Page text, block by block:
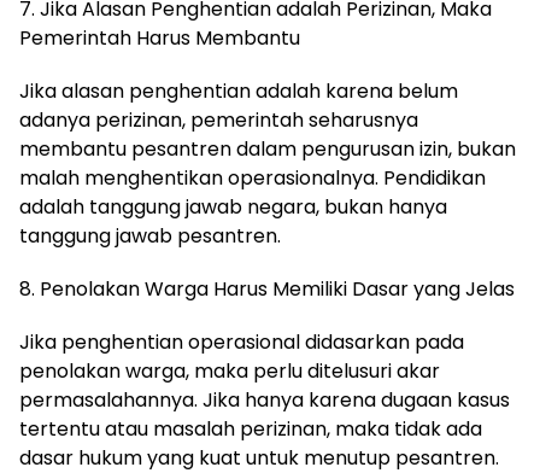
7. Jika Alasan Penghentian adalah Perizinan, Maka
Pemerintah Harus Membantu
Jika alasan penghentian adalah karena belum
adanya perizinan, pemerintah seharusnya
membantu pesantren dalam pengurusan izin, bukan
malah menghentikan operasionalnya. Pendidikan
adalah tanggung jawab negara, bukan hanya
tanggung jawab pesantren.
8. Penolakan Warga Harus Memiliki Dasar yang Jelas
Jika penghentian operasional didasarkan pada
penolakan warga, maka perlu ditelusuri akar
permasalahannya. Jika hanya karena dugaan kasus
tertentu atau masalah perizinan, maka tidak ada
dasar hukum yang kuat untuk menutup pesantren.